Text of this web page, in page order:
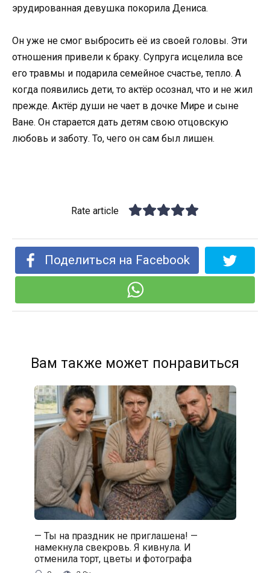
эрудированная девушка покорила Дениса.
Он уже не смог выбросить её из своей головы. Эти
отношения привели к браку. Супруга исцелила все
его травмы и подарила семейное счастье, тепло. А
когда появились дети, то актёр осознал, что и не жил
прежде. Актёр души не чает в дочке Мире и сыне
Ване. Он старается дать детям свою отцовскую
любовь и заботу. То, чего он сам был лишен.
Rate article
Поделиться на Facebook
Вам также может понравиться
— Ты на праздник не приглашена! —
намекнула свекровь. Я кивнула. И
отменила торт, цветы и фотографа